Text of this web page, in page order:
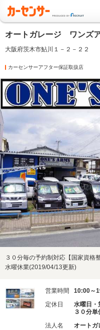
オートガレージ ワンズ
大阪府茨木市鮎川１－２－２２
カーセンサーアフター保証取扱店
３０分毎の予約制対応【国家資
水曜休業(2019/04/13更新)
営業時間
10:00～
定休日
水曜日
３０分
法人名
オート